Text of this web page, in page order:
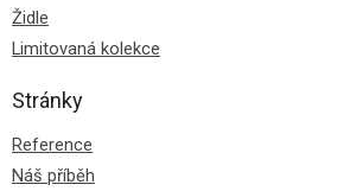
Židle
Limitovaná kolekce
Stránky
Reference
Náš příběh